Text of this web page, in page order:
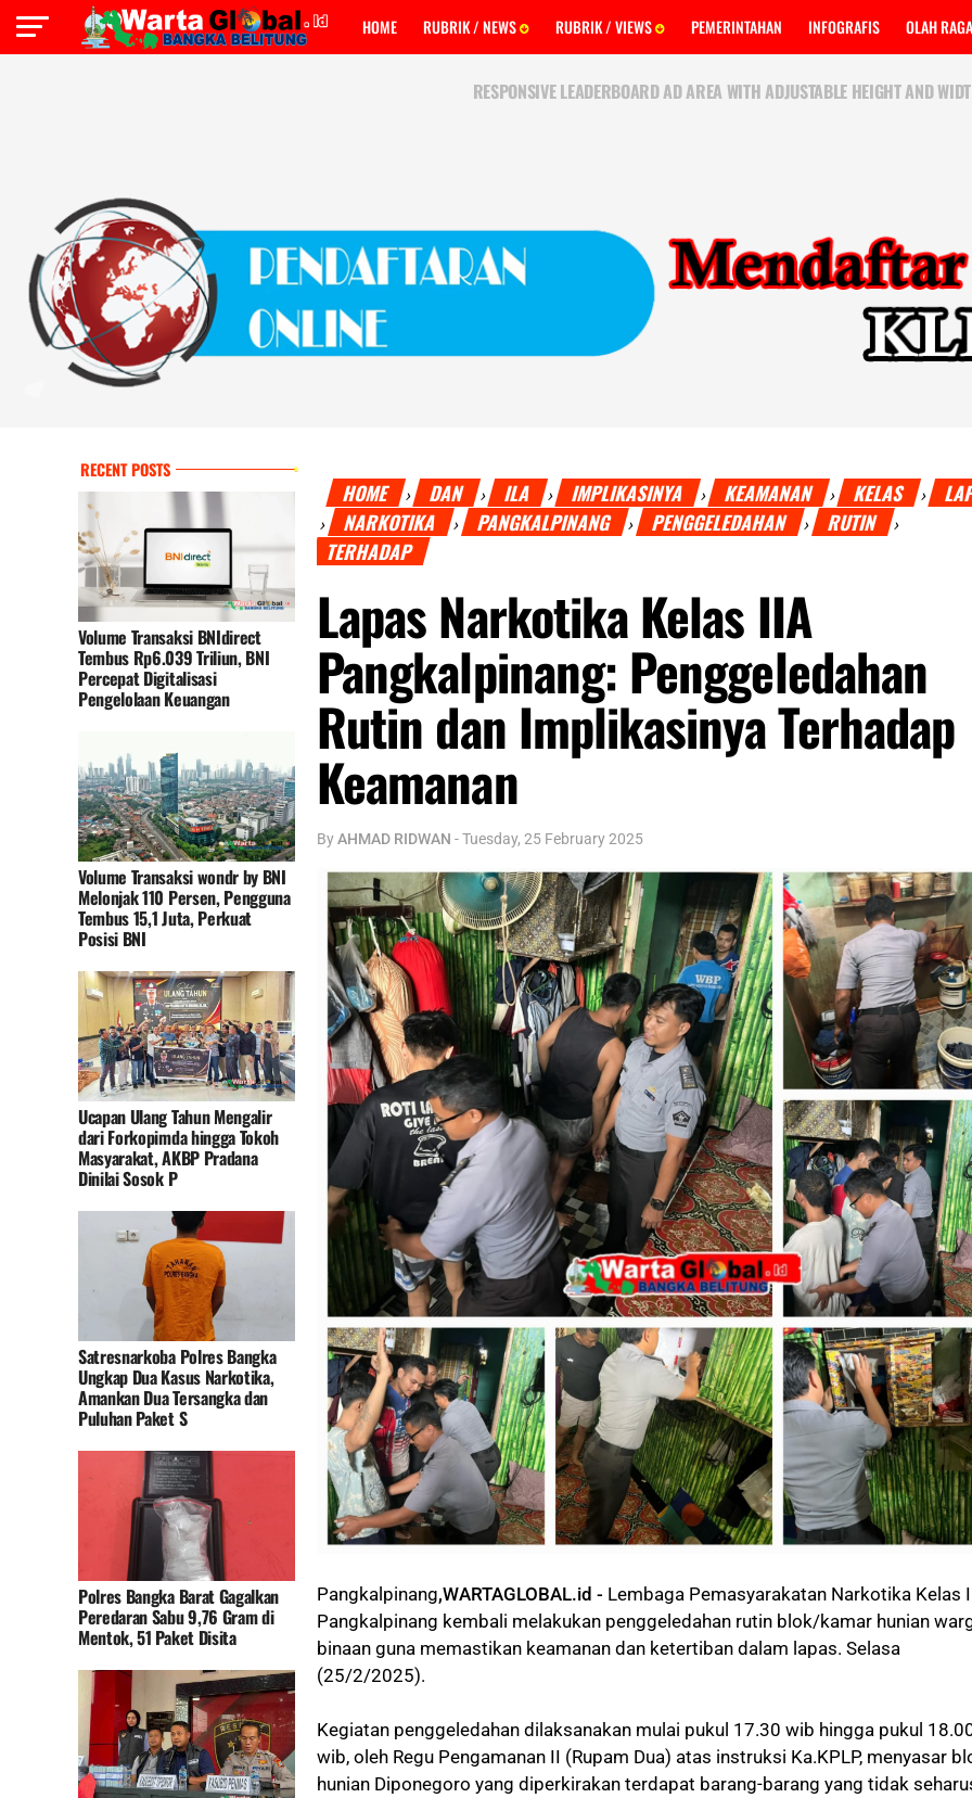
HOME RUBRIK / NEWS RUBRIK / VIEWS PEMERINTAHAN INFOGRAFIS OLAH RAGA
RESPONSIVE LEADERBOARD AD AREA WITH ADJUSTABLE HEIGHT AND
RECENT POSTS
Volume Transaksi BNIdirect
Tembus Rp6.039 Triliun, BNI
Percepat Digitalisasi
Pengelolaan Keuangan
Volume Transaksi wondr by BNI
Melonjak 110 Persen, Pengguna
Tembus 15,1 Juta, Perkuat
Posisi BNI
Ucapan Ulang Tahun Mengalir
dari Forkopimda hingga Tokoh
Masyarakat, AKBP Pradana
Dinilai Sosok P
Satresnarkoba Polres Bangka
Ungkap Dua Kasus Narkotika,
Amankan Dua Tersangka dan
Puluhan Paket S
Polres Bangka Barat Gagalkan
Peredaran Sabu 9,76 Gram di
Mentok, 51 Paket Disita
HOME › DAN › ILA › IMPLIKASINYA › KEAMANAN › KELAS ›
› NARKOTIKA › PANGKALPINANG › PENGGELEDAHAN › RUTIN ›
TERHADAP
Lapas Narkotika Kelas IIA
Pangkalpinang: Penggeledahan
Rutin dan Implikasinya Terhadap
Keamanan
ByAHMAD RIDWAN -Tuesday, 25 February 2025
Pangkalpinang,WARTAGLOBAL.id - Lembaga Pemasyarakatan Narkotika Kelas
Pangkalpinang kembali melakukan penggeledahan rutin blok/kamar hunian
binaan guna memastikan keamanan dan ketertiban dalam lapas. Selasa
(25/2/2025).
Kegiatan penggeledahan dilaksanakan mulai pukul 17.30 wib hingga pukul
wib, oleh Regu Pengamanan II (Rupam Dua) atas instruksi Ka.KPLP, menyasar
hunian Diponegoro yang diperkirakan terdapat barang-barang yang tidak